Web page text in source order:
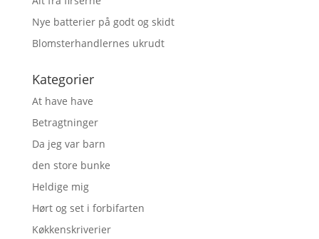
Nye batterier på godt og skidt
Blomsterhandlernes ukrudt
Kategorier
At have have
Betragtninger
Da jeg var barn
den store bunke
Heldige mig
Hørt og set i forbifarten
Køkkenskriverier